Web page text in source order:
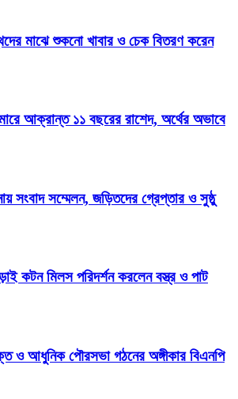
মাঝে শুকনো খাবার ও চেক বিতরণ করেন
আক্রান্ত ১১ বছরের রাশেদ, অর্থের অভাবে
সংবাদ সম্মেলন, জড়িতদের গ্রেপ্তার ও সুষ্ঠু
কটন মিলস পরিদর্শন করলেন বস্ত্র ও পাট
ও আধুনিক পৌরসভা গঠনের অঙ্গীকার বিএনপি